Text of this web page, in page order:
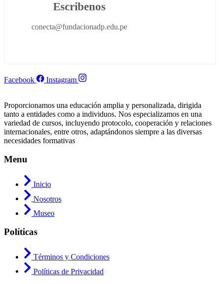
Escribenos
conecta@fundacionadp.edu.pe
Facebook Instagram
Proporcionamos una educación amplia y personalizada, dirigida
tanto a entidades como a individuos. Nos especializamos en una
variedad de cursos, incluyendo protocolo, cooperación y relaciones
internacionales, entre otros, adaptándonos siempre a las diversas
necesidades formativas
Menu
Inicio
Nosotros
Museo
Políticas
Términos y Condiciones
Políticas de Privacidad